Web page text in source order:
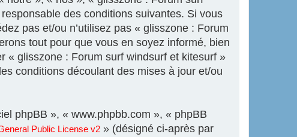
des conditions suivantes. Si vous
pas et/ou n’utilisez pas « glisszone : Forum
tout pour que vous en soyez informé, bien
« glisszone : Forum surf windsurf et kitesurf »
conditions découlant des mises à jour et/ou
phpBB », « www.phpbb.com », « phpBB
Public License v2 » (désigné ci-après par